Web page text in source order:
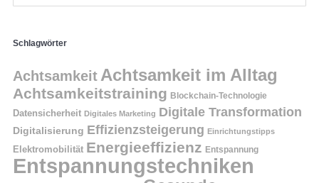
Schlagwörter
Achtsamkeit Achtsamkeit im Alltag
Achtsamkeitstraining Blockchain-Technologie
Datensicherheit Digitales Marketing Digitale Transformation
Digitalisierung Effizienzsteigerung Einrichtungstipps
Elektromobilität Energieeffizienz Entspannung
Entspannungstechniken